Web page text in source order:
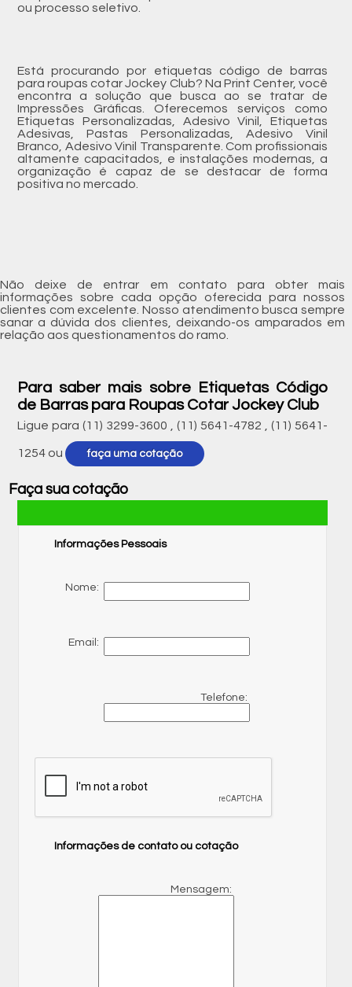
ou processo seletivo.
Está procurando por etiquetas código de barras
para roupas cotar Jockey Club? Na Print Center, você
encontra a solução que busca ao se tratar de
Impressões Gráficas. Oferecemos serviços como
Etiquetas Personalizadas, Adesivo Vinil, Etiquetas
Adesivas, Pastas Personalizadas, Adesivo Vinil
Branco, Adesivo Vinil Transparente. Com profissionais
altamente capacitados, e instalações modernas, a
organização é capaz de se destacar de forma
positiva no mercado.
Não deixe de entrar em contato para obter mais
informações sobre cada opção oferecida para nossos
clientes com excelente. Nosso atendimento busca sempre
sanar a dúvida dos clientes, deixando-os amparados em
relação aos questionamentos do ramo.
Para saber mais sobre Etiquetas Código
de Barras para Roupas Cotar Jockey Club
Ligue para (11) 3299-3600 ,(11) 5641-4782 ,(11) 5641-
1254 ou faça uma cotação
Faça sua cotação
Informações Pessoais
Nome:
Email:
Telefone:
Informações de contato ou cotação
Mensagem: